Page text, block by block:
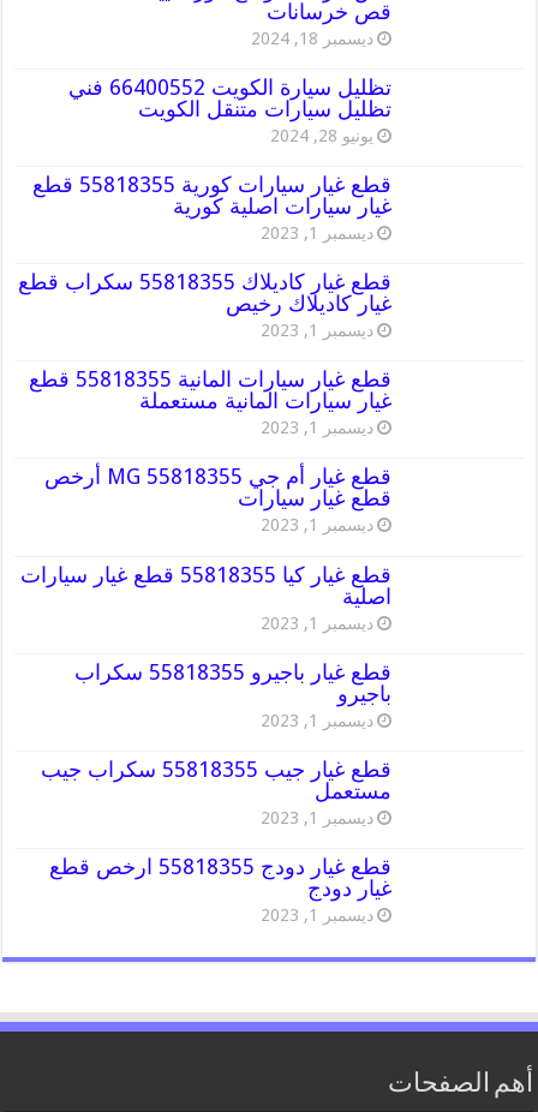
قص خرسانات
ديسمبر 18, 2024
تظليل سيارة الكويت 66400552 فني
تظليل سيارات متنقل الكويت
يونيو 28, 2024
قطع غيار سيارات كورية 55818355 قطع
غيار سيارات اصلية كورية
ديسمبر 1, 2023
قطع غيار كاديلاك 55818355 سكراب قطع
غيار كاديلاك رخيص
ديسمبر 1, 2023
قطع غيار سيارات المانية 55818355 قطع
غيار سيارات المانية مستعملة
ديسمبر 1, 2023
قطع غيار أم جي MG 55818355 أرخص
قطع غيار سيارات
ديسمبر 1, 2023
قطع غيار كيا 55818355 قطع غيار سيارات
اصلية
ديسمبر 1, 2023
قطع غيار باجيرو 55818355 سكراب
باجيرو
ديسمبر 1, 2023
قطع غيار جيب 55818355 سكراب جيب
مستعمل
ديسمبر 1, 2023
قطع غيار دودج 55818355 ارخص قطع
غيار دودج
ديسمبر 1, 2023
أهم الصفحات